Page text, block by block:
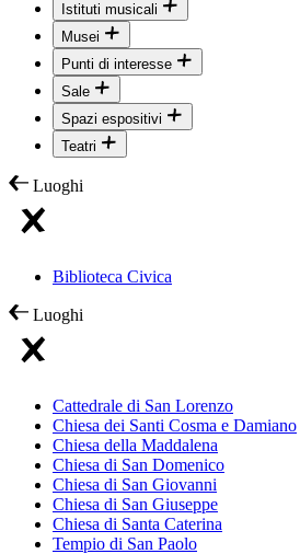
Istituti musicali
Musei
Punti di interesse
Sale
Spazi espositivi
Teatri
Luoghi
Biblioteca Civica
Luoghi
Cattedrale di San Lorenzo
Chiesa dei Santi Cosma e Damiano
Chiesa della Maddalena
Chiesa di San Domenico
Chiesa di San Giovanni
Chiesa di San Giuseppe
Chiesa di Santa Caterina
Tempio di San Paolo